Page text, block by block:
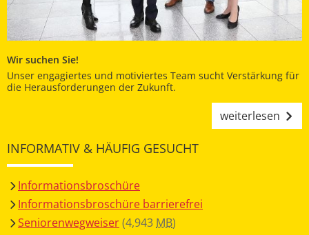
Wir suchen Sie!
Unser engagiertes und motiviertes Team sucht Verstärkung für
die Herausforderungen der Zukunft.
weiterlesen
INFORMATIV & HÄUFIG GESUCHT
Informationsbroschüre
Informationsbroschüre barrierefrei
Seniorenwegweiser(4,943 MB)